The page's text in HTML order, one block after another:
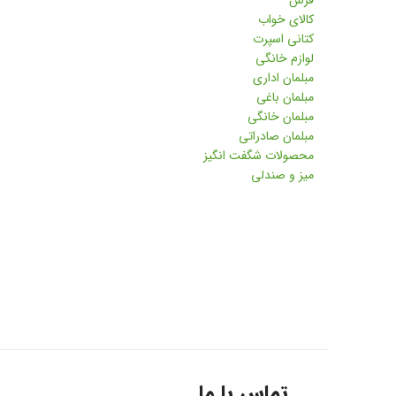
کالای خواب
کتانی اسپرت
لوازم خانگی
مبلمان اداری
مبلمان باغی
مبلمان خانگی
مبلمان صادراتی
محصولات شگفت انگیز
میز و صندلی